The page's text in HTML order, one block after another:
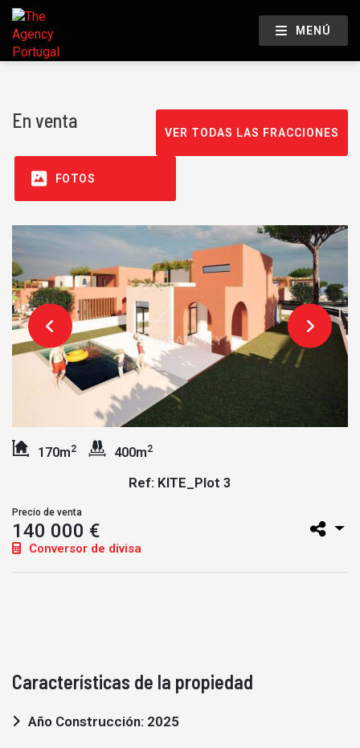
MENÚ
En venta
VER TODAS LAS FRACCIONES
FOTOS
170m2 400m2
Ref: KITE_Plot 3
Precio de venta
140 000 €
Conversor de divisa
Características de la propiedad
Año Construcción: 2025